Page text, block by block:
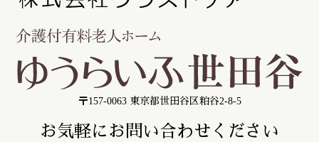
〒157-0063 東京都世田谷区粕谷2-8-5
お気軽にお問い合わせください